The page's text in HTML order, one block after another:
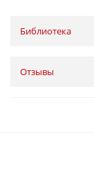
Библиотека
Отзывы